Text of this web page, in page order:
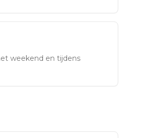
weekend en tijdens